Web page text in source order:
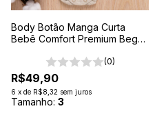
Body Botão Manga Curta
Bebê Comfort Premium Bege
(0)
R$49,90
6 x de R$8,32 sem juros
Tamanho: 3